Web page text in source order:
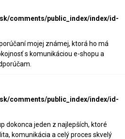
comments/public_index/index/id-
mojej známej, ktorá ho má
s komunikáciou e-shopu a
comments/public_index/index/id-
dokonca jeden z najlepších, ktoré
komunikácia a celý proces skvelý